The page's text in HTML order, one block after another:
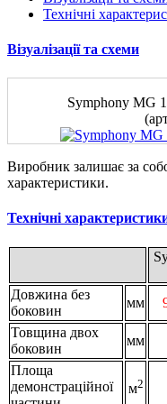
Технічні
Візуалізації та схеми
Symphony MG
Виробник залишає за
характеристики.
Технічні
Довжина без
боковин
мм
Товщина двох
боковин
мм
Площа
демонстраційної
м2